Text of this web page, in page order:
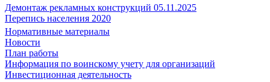
Демонтаж рекламных конструкций 05.11.2025
Перепись населения 2020
Нормативные материалы
Новости
План работы
Информация по воинскому учету для организаций
Инвестиционная деятельность